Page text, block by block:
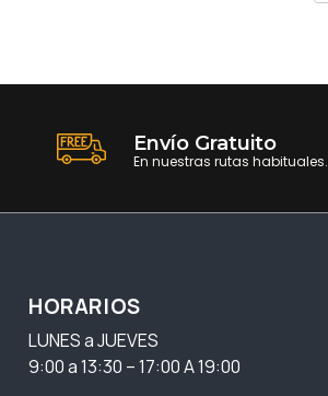
Envío Gratuito
En nuestras rutas habituales.
HORARIOS
LUNES a JUEVES
9:00 a 13:30 – 17:00 A 19:00